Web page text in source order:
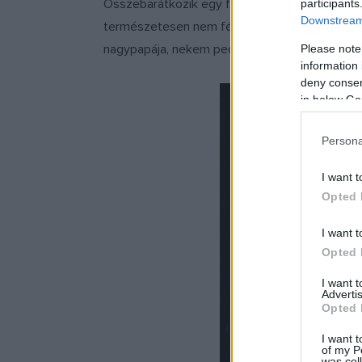
Please
information
deny
in below
I want
Opted
I want
Opted
I want
Opted
I want
of my
Összebarátkozik egy fiatal lánnyal, aki
természetesen nem férfi-nő kapcsolatról van
nagypapája, nekem pedig unokám.